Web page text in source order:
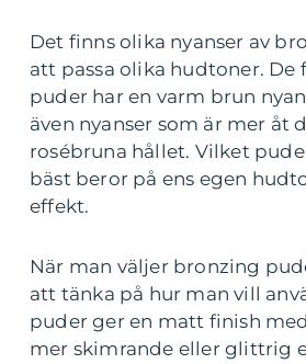
Det finns olika nyanser av
att passa olika hudtoner. De
puder har en varm brun
även nyanser som är mer åt
rosébruna hållet. Vilket
bäst beror på ens egen
effekt.
När man väljer bronzing
att tänka på hur man vill
puder ger en matt finish
mer skimrande eller glittrig